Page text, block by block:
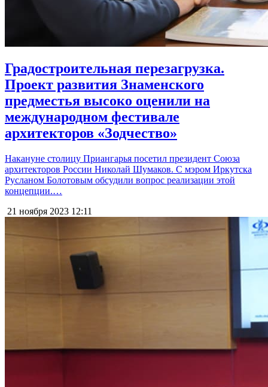
Градостроительная перезагрузка.
Проект развития Знаменского
предместья высоко оценили на
международном фестивале
архитекторов «Зодчество»
Накануне столицу Приангарья посетил президент Союза
архитекторов России Николай Шумаков. С мэром Иркутска
Русланом Болотовым обсудили вопрос реализации этой
концепции.…
21 ноября 2023 12:11